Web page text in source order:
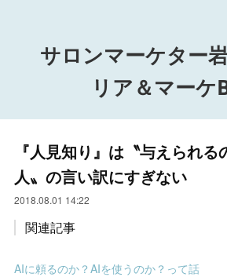
サロンマーケター
リア＆マーケ
『人見知り』は〝与えられる
人〟の言い訳にすぎない
2018.08.01 14:22
関連記事
AIに頼るのか？AIを使うのか？って話